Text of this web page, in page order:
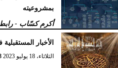
بمشروعيته
أكرم كسّاب -
الأربعاء، 27 سبتمبر 2023
الأخبار
الثلاثاء، 18 يوليو 2023